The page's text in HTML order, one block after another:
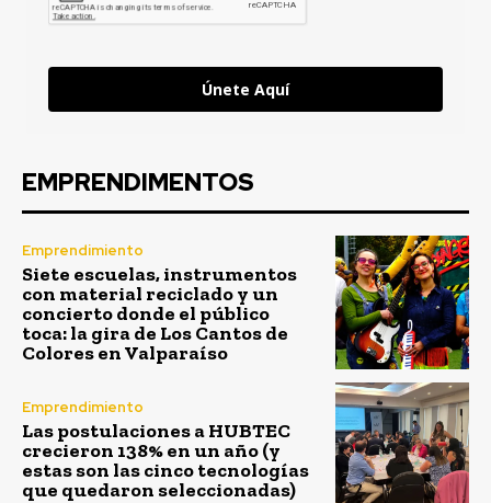
Únete Aquí
EMPRENDIMENTOS
Emprendimiento
Siete escuelas, instrumentos
con material reciclado y un
concierto donde el público
toca: la gira de Los Cantos de
Colores en Valparaíso
Emprendimiento
Las postulaciones a HUBTEC
crecieron 138% en un año (y
estas son las cinco tecnologías
que quedaron seleccionadas)